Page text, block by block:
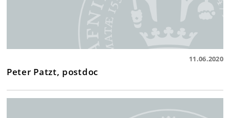
11.06.2020
Peter Patzt, postdoc